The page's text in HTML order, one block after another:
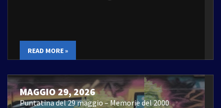
READ MORE »
MAGGIO 29, 2026
Puntatina del 29 maggio – Memorie del 2000